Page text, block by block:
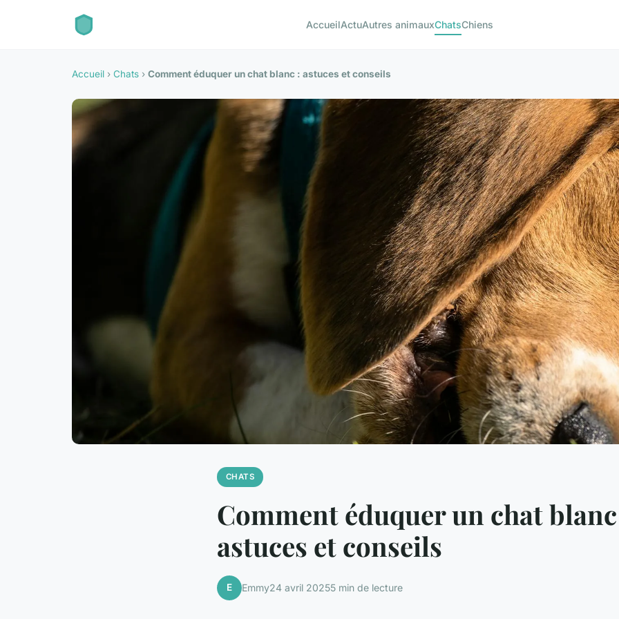
AccueilActuAutres animauxChatsChiens
Accueil › Chats › Comment éduquer un chat blanc : astuces et conseils
CHATS
Comment éduquer un chat
astuces et conseils
E Emmy24 avril 20255 min de lecture